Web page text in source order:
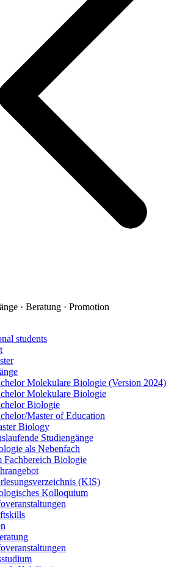
· Beratung · Promotion
students
Molekulare Biologie (Version 2024)
Molekulare Biologie
Biologie
Master of Education
Biology
Studiengänge
als Nebenfach
Fachbereich Biologie
(KIS)
Kolloquium